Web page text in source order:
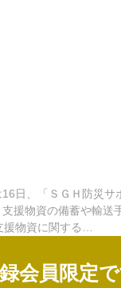
日、「ＳＧＨ防災サ
援物資の備蓄や輸送
物資に関する…
会員限定